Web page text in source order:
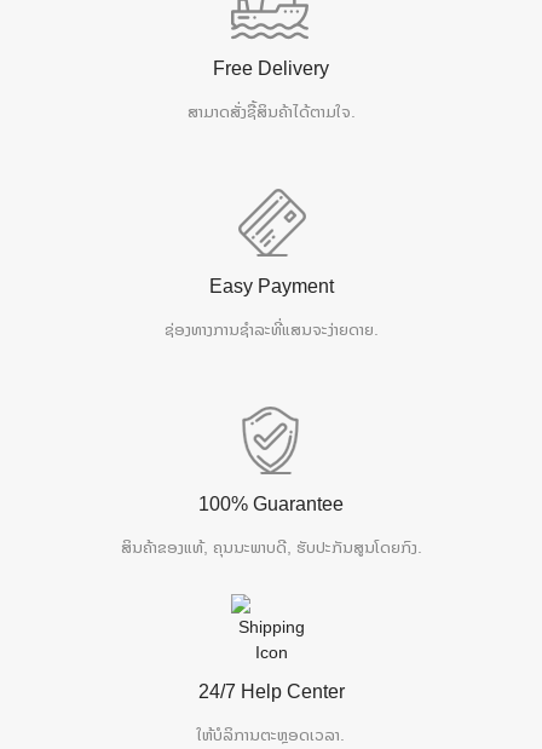
Free Delivery
ສາມາດສັ່ງຊື້ສິນຄ້າໄດ້ຕາມໃຈ.
Easy Payment
ຊ່ອງທາງການຊຳລະທີ່ແສນຈະງ່າຍດາຍ.
100% Guarantee
ສິນຄ້າຂອງແທ້, ຄຸນນະພາບດີ, ຮັບປະກັນສູນໂດຍກົງ.
24/7 Help Center
ໃຫ້ບໍລິການຕະຫຼອດເວລາ.